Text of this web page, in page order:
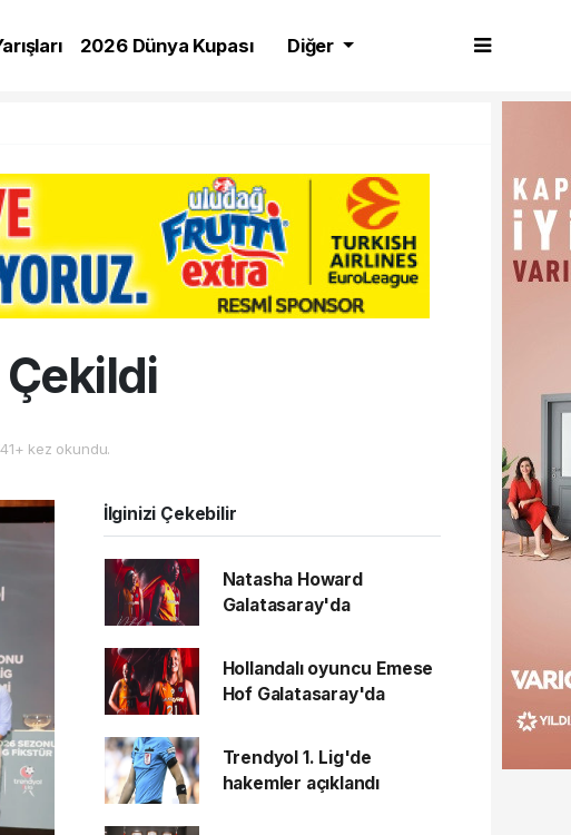
2026 Dünya Kupası
Diğer
kez okundu.
İlginizi Çekebilir
Natasha Howard
Galatasaray'da
Hollandalı oyuncu Emese
Hof Galatasaray'da
Trendyol 1. Lig'de
hakemler açıklandı